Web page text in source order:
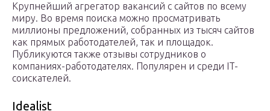
Крупнейший агрегатор вакансий с сайтов по всему
миру. Во время поиска можно просматривать
миллионы предложений, собранных из тысяч сайтов
как прямых работодателей, так и площадок.
Публикуются также отзывы сотрудников о
компаниях-работодателях. Популярен и среди IT-
соискателей.
Idealist